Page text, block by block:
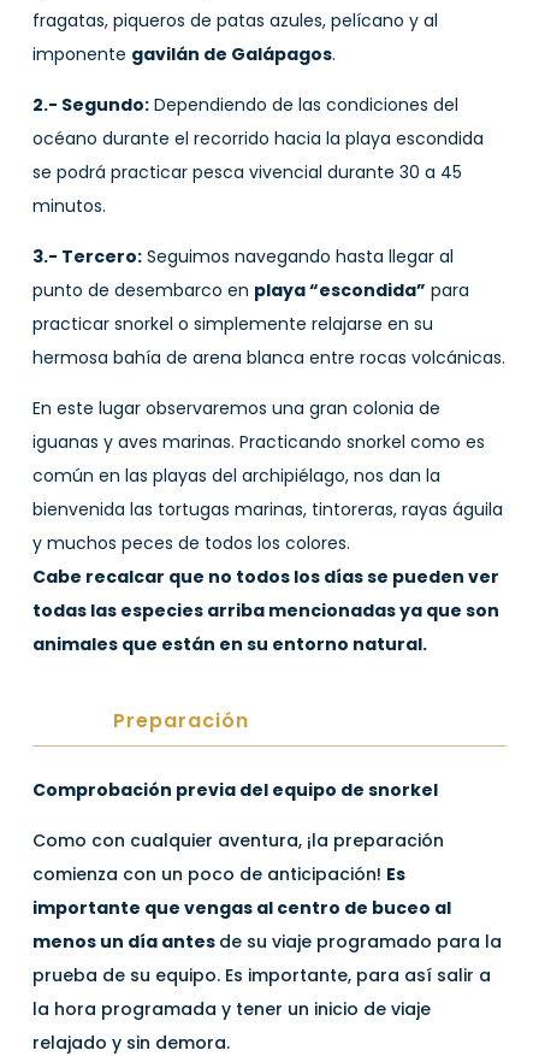
fragatas, piqueros de patas azules, pelícano y al
imponente gavilán de Galápagos.
2.- Segundo:Dependiendo de las condiciones del
océano durante el recorrido hacia la playa escondida
se podrá practicar pesca vivencial durante 30 a 45
minutos.
3.- Tercero:Seguimos navegando hasta llegar al
punto de desembarco en playa “escondida” para
practicar snorkel o simplemente relajarse en su
hermosa bahía de arena blanca entre rocas volcánicas.
En este lugar observaremos una gran colonia de
iguanas y aves marinas. Practicando snorkel como es
común en las playas del archipiélago, nos dan la
bienvenida las tortugas marinas, tintoreras, rayas águila
y muchos peces de todos los colores.
Cabe recalcar que no todos los días se pueden ver
todas las especies arriba mencionadas ya que son
animales que están en su entorno natural.
Preparación
Comprobación previa del equipo de snorkel
Como con cualquier aventura, ¡la preparación
comienza con un poco de anticipación! Es
importante que vengas al centro de buceo al
menos un día antes de su viaje programado para la
prueba de su equipo. Es importante, para así salir a
la hora programada y tener un inicio de viaje
relajado y sin demora.